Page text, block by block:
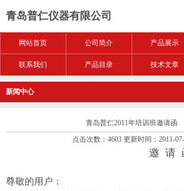
青岛普仁仪器有限公司
网站首页 公司简介 产品展示
联系我们 产品目录 技术文章
新闻中心
青岛普仁2011年培训班邀请函
点击次数：4603 更新时间：2011-
邀 请
尊敬的用户：